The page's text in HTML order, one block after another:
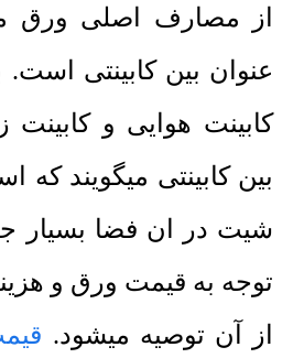
از مصارف اصلی ورق
عنوان بین کابینتی
کابینت هوایی و کابینت
بین کابینتی میگویند که
شیت در ان فضا بسیار
توجه به قیمت ورق و
از آن توصیه میشود.